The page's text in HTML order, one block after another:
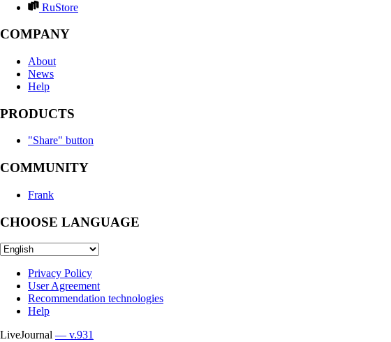
RuStore
COMPANY
About
News
Help
PRODUCTS
"Share" button
COMMUNITY
Frank
CHOOSE LANGUAGE
Privacy Policy
User Agreement
Recommendation technologies
Help
LiveJournal — v.931